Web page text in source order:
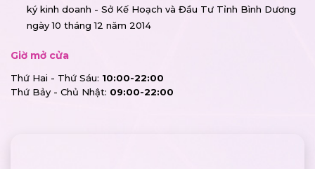
ký kinh doanh - Sở Kế Hoạch và Đầu Tư Tỉnh Bình Dương
ngày 10 tháng 12 năm 2014
Giờ mở cửa
Thứ Hai - Thứ Sáu: 10:00-22:00
Thứ Bảy - Chủ Nhật: 09:00-22:00